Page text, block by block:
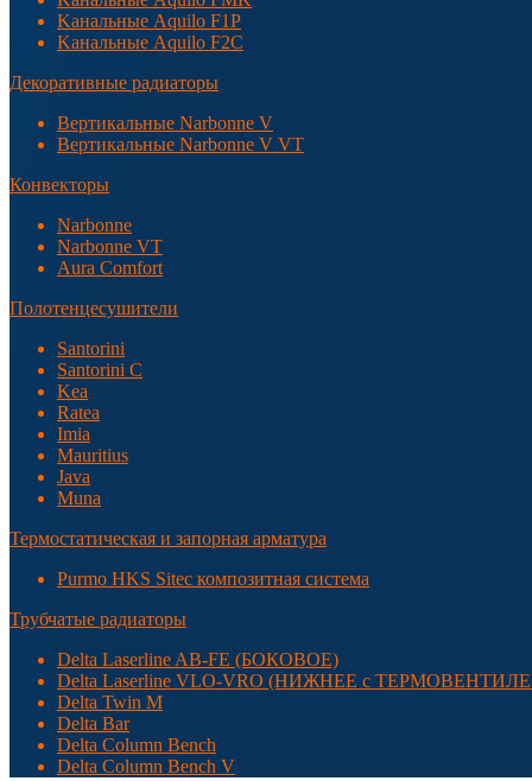
Kанальные Aquilo F1P
Kанальные Aquilo F2C
Декоративные радиаторы
Вертикальные Narbonne V
Вертикальные Narbonne V VT
Конвекторы
Narbonne
Narbonne VT
Aura Comfort
Полотенцесушители
Santorini
Santorini С
Kea
Ratea
Imia
Mauritius
Java
Muna
Термостатическая и запорная арматура
Purmo HKS Sitec композитная система
Трубчатые радиаторы
Delta Laserline AB-FE (БОКОВОЕ)
Delta Laserline VLO-VRO (НИЖНЕЕ с
Delta Twin M
Delta Bar
Delta Column Bench
Delta Column Bench V